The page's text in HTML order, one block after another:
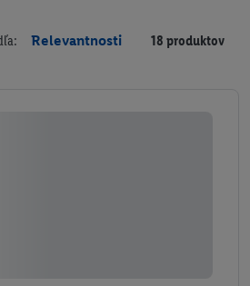
Relevantnosti 18 produktov